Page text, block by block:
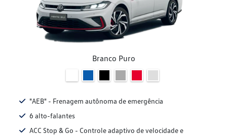
Branco Puro
"AEB" - Frenagem autônoma de emergência
6 alto-falantes
ACC Stop & Go - Controle adaptivo de velocidade e